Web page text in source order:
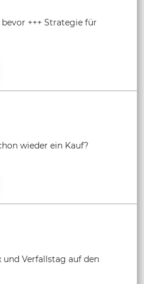
+++ Strategie für
wieder ein Kauf?
und Verfallstag auf den